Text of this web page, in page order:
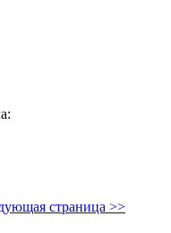
страница >>